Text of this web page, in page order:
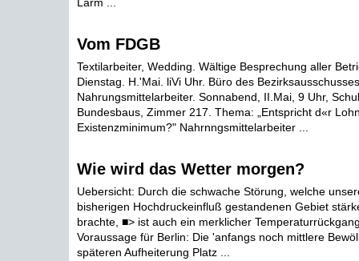
Vom FDGB
Textilarbeiter, Wedding. Wältige Besprechung aller
Dienstag. H.'Mai. liVi Uhr. Büro des
Nahrungsmittelarbeiter. Sonnabend, II.Mai, 9 Uhr,
Bundesbaus, Zimmer 217. Thema: „Entspricht d«r
Existenzminimum?" Nahrnngsmittelarbeiter ...
Wie wird das Wetter morgen?
Uebersicht: Durch die schwache Störung, welche
bisherigen Hochdruckeinfluß gestandenen Gebiet
brachte, ■> ist auch ein merklicher
Voraussage für Berlin: Die 'anfangs noch mittlere
späteren Aufheiterung Platz ...